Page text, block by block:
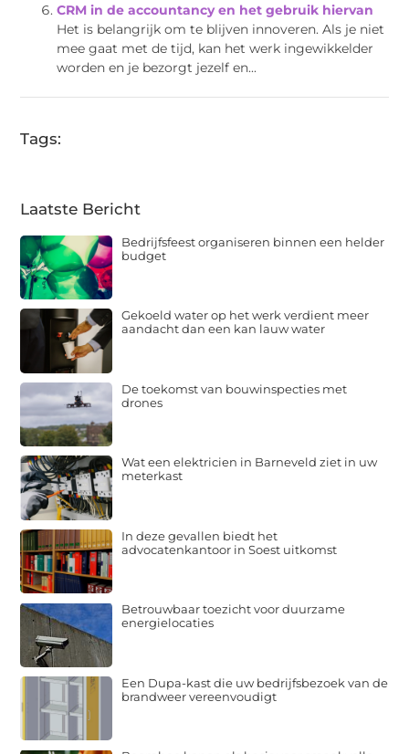
CRM in de accountancy en het gebruik hiervan
Het is belangrijk om te blijven innoveren. Als je niet
mee gaat met de tijd, kan het werk ingewikkelder
worden en je bezorgt jezelf en...
Tags:
Laatste Bericht
Bedrijfsfeest organiseren binnen een helder
budget
Gekoeld water op het werk verdient meer
aandacht dan een kan lauw water
De toekomst van bouwinspecties met
drones
Wat een elektricien in Barneveld ziet in uw
meterkast
In deze gevallen biedt het
advocatenkantoor in Soest uitkomst
Betrouwbaar toezicht voor duurzame
energielocaties
Een Dupa-kast die uw bedrijfsbezoek van de
brandweer vereenvoudigt